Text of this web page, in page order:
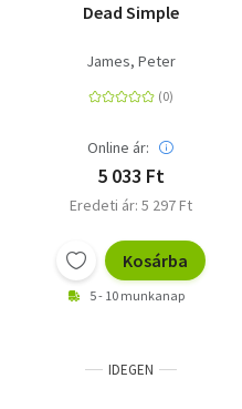
Dead Simple
James, Peter
Online ár:
5 033 Ft
Eredeti ár: 5 297 Ft
Kosárba
5 - 10 munkanap
IDEGEN